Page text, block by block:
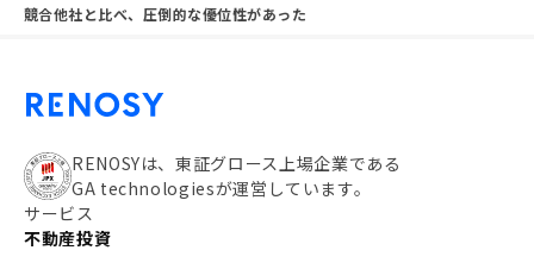
競合他社と比べ、圧倒的な優位性があった
RENOSYは、東証グロース上場企業である
GA technologiesが運営しています。
サービス
不動産投資